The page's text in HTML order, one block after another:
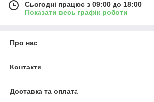
Сьогодні працює з 09:00 до 18:00
Показати весь графік роботи
Про нас
Контакти
Доставка та оплата